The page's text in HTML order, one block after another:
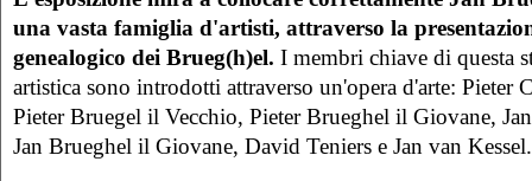
una vasta famiglia d'artisti, attraverso la
genealogico dei Brueg(h)el. I membri chiave di questa
artistica sono introdotti attraverso un'opera d'arte: Pieter
Pieter Bruegel il Vecchio, Pieter Brueghel il Giovane,
Jan Brueghel il Giovane, David Teniers e Jan van Kessel.